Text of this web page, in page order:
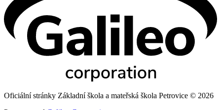
Oficiální stránky Základní škola a mateřská škola Petrovice © 2026